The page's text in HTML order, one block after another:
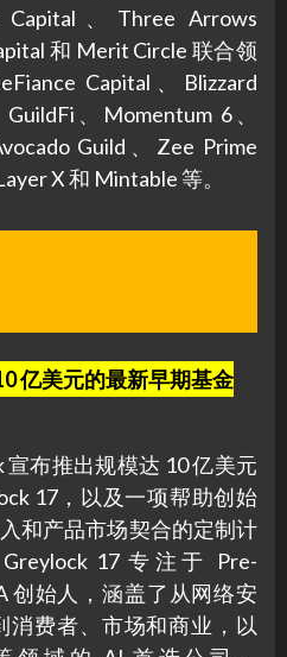
、Three Arrows
和 Merit Circle 联合领
Capital、Blizzard
、Momentum 6、
Guild、Zee Prime
X 和 Mintable 等。
亿美元的最新早期基金
布推出规模达 10 亿美元
17，以及一项帮助创始
和产品市场契合的定制计
17 专注于 Pre-
创始人，涵盖了从网络安
消费者、市场和商业，以